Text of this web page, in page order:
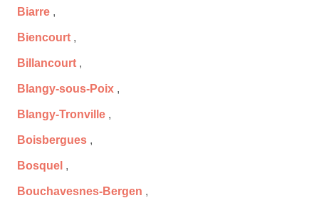
Biarre ,
Biencourt ,
Billancourt ,
Blangy-sous-Poix ,
Blangy-Tronville ,
Boisbergues ,
Bosquel ,
Bouchavesnes-Bergen ,